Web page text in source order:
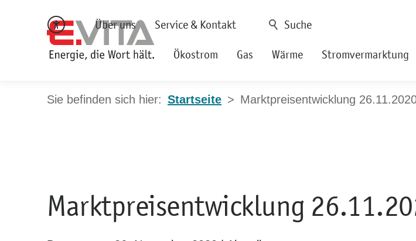
Über uns Service & Kontakt
Ökostrom Gas Wärme Stromvermarktung
Startseite Marktpreisentwicklung
Marktpreisentwicklung